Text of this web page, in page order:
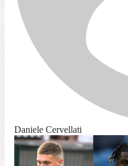
Daniele Cervellati